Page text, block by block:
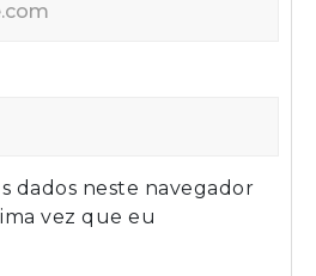
dados neste navegador
vez que eu